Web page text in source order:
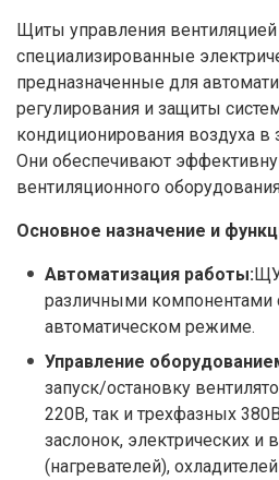
Щиты управления
специализированные
предназначенные для
регулирования и защиты
кондиционирования воздуха в
Они обеспечивают
вентиляционного
Основное назначение и
Автоматизация работы:
различными компонентами
автоматическом режиме.
Управление
запуск/остановку
220В, так и трехфазных
заслонок, электрических и
(нагревателей),